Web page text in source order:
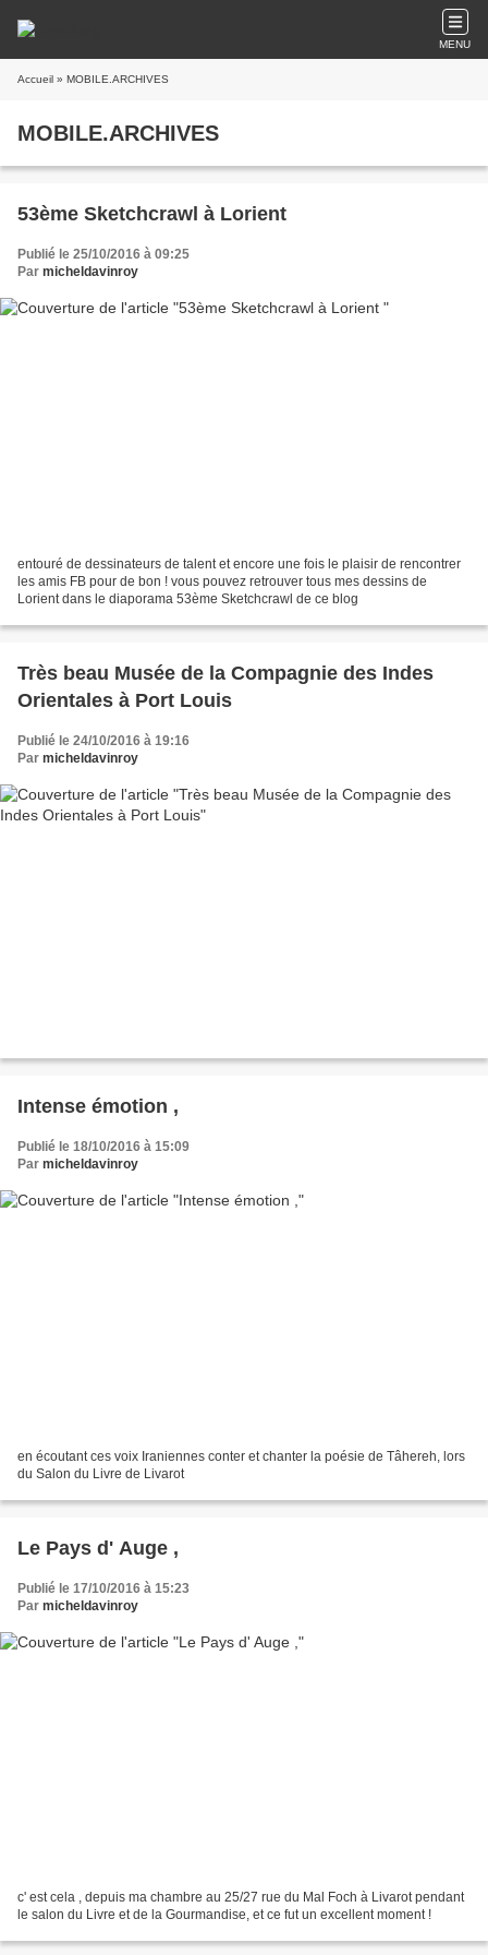
MENU
Accueil » MOBILE.ARCHIVES
MOBILE.ARCHIVES
53ème Sketchcrawl à Lorient
Publié le 25/10/2016 à 09:25
Par micheldavinroy
entouré de dessinateurs de talent et encore une fois le plaisir de rencontrer
les amis FB pour de bon ! vous pouvez retrouver tous mes dessins de
Lorient dans le diaporama 53ème Sketchcrawl de ce blog
Très beau Musée de la Compagnie des Indes
Orientales à Port Louis
Publié le 24/10/2016 à 19:16
Par micheldavinroy
Intense émotion ,
Publié le 18/10/2016 à 15:09
Par micheldavinroy
en écoutant ces voix Iraniennes conter et chanter la poésie de Tâhereh, lors
du Salon du Livre de Livarot
Le Pays d' Auge ,
Publié le 17/10/2016 à 15:23
Par micheldavinroy
c' est cela , depuis ma chambre au 25/27 rue du Mal Foch à Livarot pendant
le salon du Livre et de la Gourmandise, et ce fut un excellent moment !